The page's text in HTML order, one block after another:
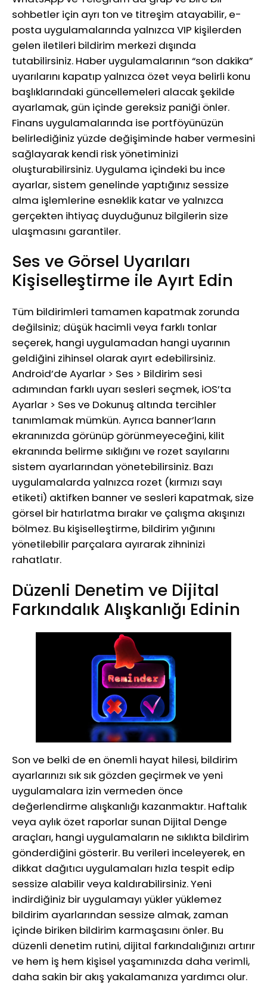
sohbetler için ayrı ton ve titreşim atayabilir, e-
posta uygulamalarında yalnızca VIP kişilerden
gelen iletileri bildirim merkezi dışında
tutabilirsiniz. Haber uygulamalarının “son dakika”
uyarılarını kapatıp yalnızca özet veya belirli konu
başlıklarındaki güncellemeleri alacak şekilde
ayarlamak, gün içinde gereksiz paniği önler.
Finans uygulamalarında ise portföyünüzün
belirlediğiniz yüzde değişiminde haber vermesini
sağlayarak kendi risk yönetiminizi
oluşturabilirsiniz. Uygulama içindeki bu ince
ayarlar, sistem genelinde yaptığınız sessize
alma işlemlerine esneklik katar ve yalnızca
gerçekten ihtiyaç duyduğunuz bilgilerin size
ulaşmasını garantiler.
Ses ve Görsel Uyarıları
Kişiselleştirme ile Ayırt Edin
Tüm bildirimleri tamamen kapatmak zorunda
değilsiniz; düşük hacimli veya farklı tonlar
seçerek, hangi uygulamadan hangi uyarının
geldiğini zihinsel olarak ayırt edebilirsiniz.
Android’de Ayarlar > Ses > Bildirim sesi
adımından farklı uyarı sesleri seçmek, iOS’ta
Ayarlar > Ses ve Dokunuş altında tercihler
tanımlamak mümkün. Ayrıca banner’ların
ekranınızda görünüp görünmeyeceğini, kilit
ekranında belirme sıklığını ve rozet sayılarını
sistem ayarlarından yönetebilirsiniz. Bazı
uygulamalarda yalnızca rozet (kırmızı sayı
etiketi) aktifken banner ve sesleri kapatmak, size
görsel bir hatırlatma bırakır ve çalışma akışınızı
bölmez. Bu kişiselleştirme, bildirim yığınını
yönetilebilir parçalara ayırarak zihninizi
rahatlatır.
Düzenli Denetim ve Dijital
Farkındalık Alışkanlığı Edinin
Son ve belki de en önemli hayat hilesi, bildirim
ayarlarınızı sık sık gözden geçirmek ve yeni
uygulamalara izin vermeden önce
değerlendirme alışkanlığı kazanmaktır. Haftalık
veya aylık özet raporlar sunan Dijital Denge
araçları, hangi uygulamaların ne sıklıkta bildirim
gönderdiğini gösterir. Bu verileri inceleyerek, en
dikkat dağıtıcı uygulamaları hızla tespit edip
sessize alabilir veya kaldırabilirsiniz. Yeni
indirdiğiniz bir uygulamayı yükler yüklemez
bildirim ayarlarından sessize almak, zaman
içinde biriken bildirim karmaşasını önler. Bu
düzenli denetim rutini, dijital farkındalığınızı artırır
ve hem iş hem kişisel yaşamınızda daha verimli,
daha sakin bir akış yakalamanıza yardımcı olur.